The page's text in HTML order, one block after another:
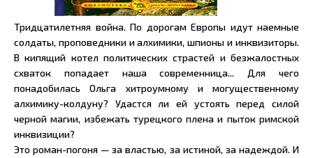
Тридцатилетняя война. По дорогам Европы идут наемные
солдаты, проповедники и алхимики, шпионы и инквизиторы.
В кипящий котел политических страстей и безжалостных
схваток попадает наша современница... Для чего
понадобилась Ольга хитроумному и могущественному
алхимику-колдуну? Удастся ли ей устоять перед силой
черной магии, избежать турецкого плена и пыток римской
инквизиции?
Это роман-погоня — за властью, за истиной, за надеждой. И